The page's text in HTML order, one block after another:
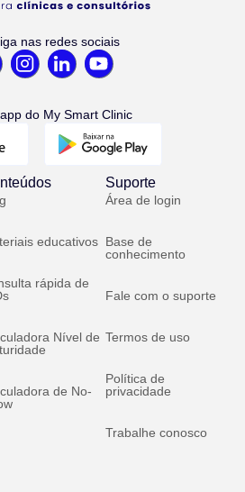
nas redes sociais
do My Smart Clinic
educativos
rápida de
Nível de
de No-
Suporte
Área de login
Base de
conhecimento
Fale com o suporte
Termos de uso
Política de
privacidade
Trabalhe conosco